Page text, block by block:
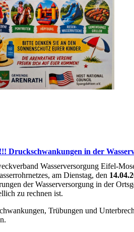
Druckschwankungen in der
Wasserversorgung Eifel-
am Dienstag, den
der Wasserversorgung in der
zu rechnen ist.
Trübungen und